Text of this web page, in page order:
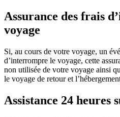
Assurance des frais
voyage
Si, au cours de votre voyage, un
d’interrompre le voyage, cette
non utilisée de votre voyage ainsi
le voyage de retour et
Assistance 24 heures